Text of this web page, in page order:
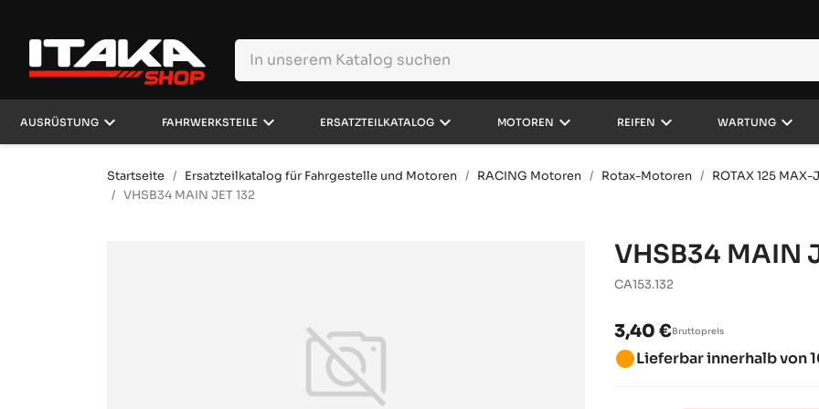
AUSRÜSTUNG keyboard_arrow_down FAHRWERKSTEILE keyboard_arrow_down ERSATZTEILKATALOG keyboard_arrow_down MOTOREN keyboard_arrow_down REIFEN keyboard_arrow_down WARTUNG keyboard_arrow_down
Startseite Ersatzteilkatalog für Fahrgestelle und Motoren RACING Motoren Rotax-Motoren ROTAX 125
VHSB34 MAIN JET 132
VHSB34 MAIN
CA153.132
3,40 €Bruttopreis
brightness_1Lieferbar innerhalb von